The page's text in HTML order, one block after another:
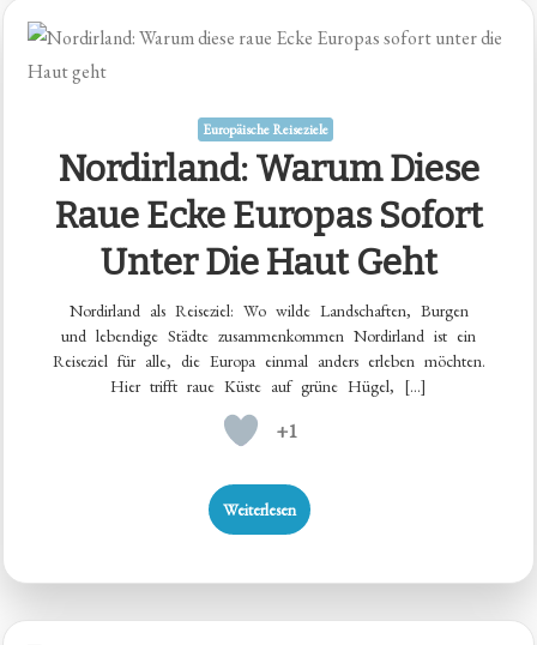
Europäische Reiseziele
Nordirland: Warum Diese
Raue Ecke Europas Sofort
Unter Die Haut Geht
Nordirland als Reiseziel: Wo wilde Landschaften, Burgen
und lebendige Städte zusammenkommen Nordirland ist ein
Reiseziel für alle, die Europa einmal anders erleben möchten.
Hier trifft raue Küste auf grüne Hügel, […]
+1
Weiterlesen